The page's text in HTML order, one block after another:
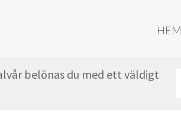
HEM
belönas du med ett väldigt